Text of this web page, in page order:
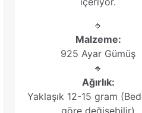
🔹
Malzeme:
925 Ayar Gümüş
🔹
Ağırlık:
Yaklaşık 12-15 gram